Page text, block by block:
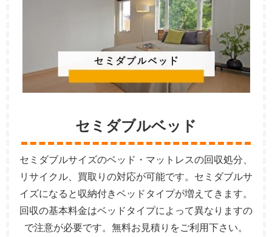
セミダブルベッド
セミダブルサイズのベッド・マットレスの回収処分、
リサイクル、買取りの対応が可能です。セミダブルサ
イズになると収納付きベッドタイプが増えてきます。
回収の基本料金はベッドタイプによって異なりますの
で注意が必要です。無料お見積りをご利用下さい。